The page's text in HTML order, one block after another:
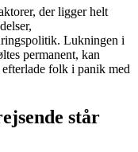
der ligger helt
Lukningen i
permanent, kan
folk i panik med
står